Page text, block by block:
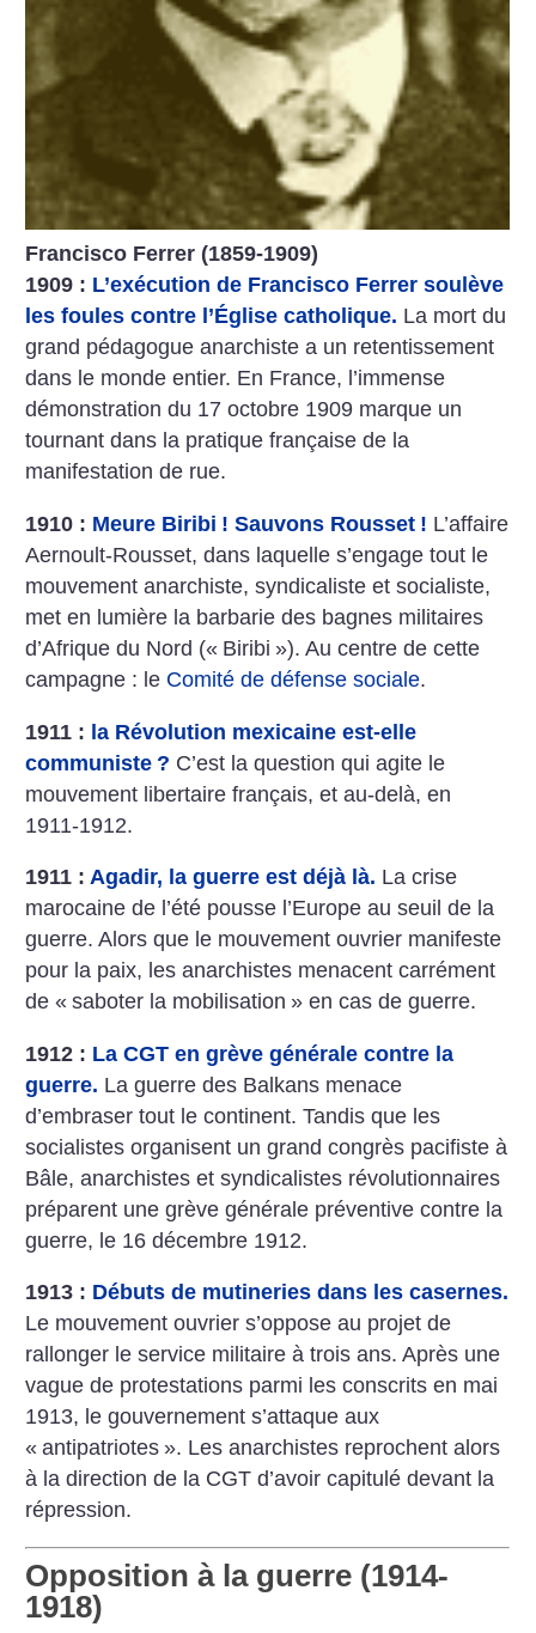
Francisco Ferrer (1859-1909)
1909 : L’exécution de Francisco Ferrer soulève
les foules contre l’Église catholique. La mort du
grand pédagogue anarchiste a un retentissement
dans le monde entier. En France, l’immense
démonstration du 17 octobre 1909 marque un
tournant dans la pratique française de la
manifestation de rue.
1910 : Meure Biribi ! Sauvons Rousset ! L’affaire
Aernoult-Rousset, dans laquelle s’engage tout le
mouvement anarchiste, syndicaliste et socialiste,
met en lumière la barbarie des bagnes militaires
d’Afrique du Nord (« Biribi »). Au centre de cette
campagne : le Comité de défense sociale.
1911 : la Révolution mexicaine est-elle
communiste ? C’est la question qui agite le
mouvement libertaire français, et au-delà, en
1911-1912.
1911 :Agadir, la guerre est déjà là. La crise
marocaine de l’été pousse l’Europe au seuil de la
guerre. Alors que le mouvement ouvrier manifeste
pour la paix, les anarchistes menacent carrément
de « saboter la mobilisation » en cas de guerre.
1912 : La CGT en grève générale contre la
guerre. La guerre des Balkans menace
d’embraser tout le continent. Tandis que les
socialistes organisent un grand congrès pacifiste à
Bâle, anarchistes et syndicalistes révolutionnaires
préparent une grève générale préventive contre la
guerre, le 16 décembre 1912.
1913 : Débuts de mutineries dans les casernes.
Le mouvement ouvrier s’oppose au projet de
rallonger le service militaire à trois ans. Après une
vague de protestations parmi les conscrits en mai
1913, le gouvernement s’attaque aux
« antipatriotes ». Les anarchistes reprochent alors
à la direction de la CGT d’avoir capitulé devant la
répression.
Opposition à la guerre (1914-
1918)